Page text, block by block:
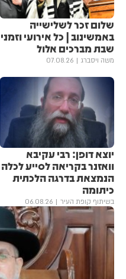
שלום זכר לשלישייה
באמשינוב | כל אירועי וזמני
שבת מברכים אלול
משה ויסברג 07.08.26
יוצא דופן: רבי עקיבא
וואזנר בקריאה לסייע לכלה
הנמצאת בדרגה הלכתית
כיתומה
בשיתוף קופת העיר 06.08.26